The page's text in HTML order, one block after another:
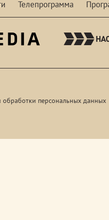
Телепрограмма
персональных данных